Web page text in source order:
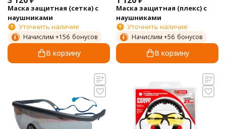
Маска защитная (сетка) с
наушниками
Уточнить наличие
Начислим +156 бонусов
В корзину
Маска защитная (плекс) с
наушниками
Уточнить наличие
Начислим +56 бонусов
В корзину